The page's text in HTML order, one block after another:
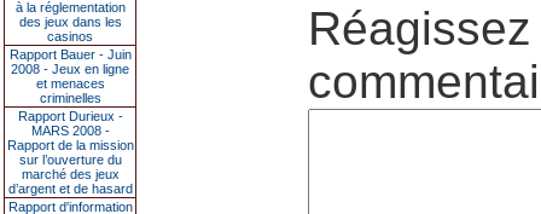
à la réglementation
des jeux dans les
casinos
Rapport Bauer - Juin
2008 - Jeux en ligne
et menaces
criminelles
Rapport Durieux -
MARS 2008 -
Rapport de la mission
sur l’ouverture du
marché des jeux
d’argent et de hasard
Rapport d'information